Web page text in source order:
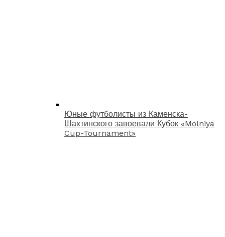
Юные футболисты из Каменска-
Шахтинского завоевали Кубок «Molniya
Cup-Tournament»